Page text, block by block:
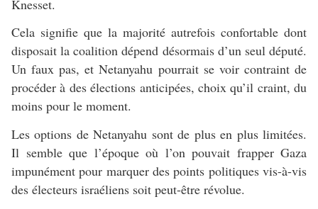
Knesset.
Cela signifie que la majorité autrefois confortable dont
disposait la coalition dépend désormais d’un seul député.
Un faux pas, et Netanyahu pourrait se voir contraint de
procéder à des élections anticipées, choix qu’il craint, du
moins pour le moment.
Les options de Netanyahu sont de plus en plus limitées.
Il semble que l’époque où l’on pouvait frapper Gaza
impunément pour marquer des points politiques vis-à-vis
des électeurs israéliens soit peut-être révolue.